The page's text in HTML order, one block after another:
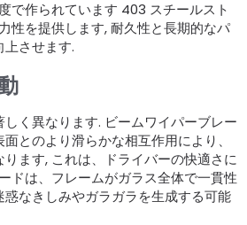
で作られています 403 スチールスト
性を提供します, 耐久性と長期的なパ
させます.
く異なります. ビームワイパーブレー
とのより滑らかな相互作用により、
ます, これは、ドライバーの快適さに
ドは、フレームがガラス全体で一貫性
なきしみやガラガラを生成する可能